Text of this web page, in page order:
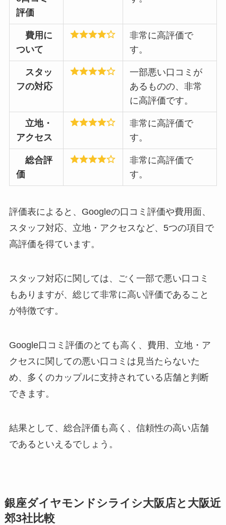
評価
費用に
ついて
非常に高評価で
す。
スタッ
フの対応
一部悪い口コミが
あるものの、非常
に高評価です。
立地・
アクセス
非常に高評価で
す。
総合評
価
非常に高評価で
す。
評価表によると、Googleの口コミ評価や費用面、
スタッフ対応、立地・アクセスなど、5つの項目で
高評価を得ています。
スタッフ対応に関しては、ごく一部で悪い口コミ
もありますが、総じて非常に高い評価であること
が特徴です。
Google口コミ評価のとても高く、費用、立地・ア
クセスに関しての悪い口コミは見当たらないた
め、多くのカップルに支持されている店舗と判断
できます。
結果として、総合評価も高く、信頼性の高い店舗
であるといえるでしょう。
銀座ダイヤモンドシライシ大阪店と大阪近
郊3社比較